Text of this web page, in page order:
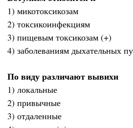
1) микотоксикозам
2) токсикоинфекциям
3) пищевым токсикозам (+)
4) заболеваниям дыхательных
По виду различают вывихи
1) локальные
2) привычные
3) отдаленные